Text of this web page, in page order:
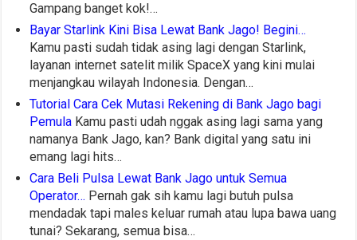
Gampang banget kok!…
Bayar Starlink Kini Bisa Lewat Bank Jago! Begini…
Kamu pasti sudah tidak asing lagi dengan Starlink,
layanan internet satelit milik SpaceX yang kini mulai
menjangkau wilayah Indonesia. Dengan…
Tutorial Cara Cek Mutasi Rekening di Bank Jago bagi
Pemula Kamu pasti udah nggak asing lagi sama yang
namanya Bank Jago, kan? Bank digital yang satu ini
emang lagi hits…
Cara Beli Pulsa Lewat Bank Jago untuk Semua
Operator… Pernah gak sih kamu lagi butuh pulsa
mendadak tapi males keluar rumah atau lupa bawa uang
tunai? Sekarang, semua bisa…